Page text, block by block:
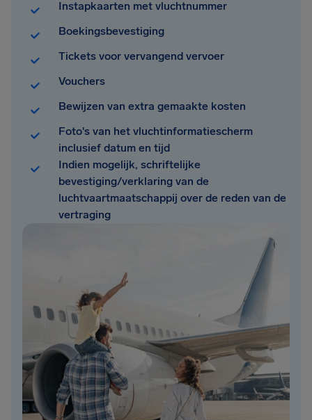
Instapkaarten met vluchtnummer
Boekingsbevestiging
Tickets voor vervangend vervoer
Vouchers
Bewijzen van extra gemaakte kosten
Foto's van het vluchtinformatiescherm
inclusief datum en tijd
Indien mogelijk, schriftelijke
bevestiging/verklaring van de
luchtvaartmaatschappij over de reden van de
vertraging